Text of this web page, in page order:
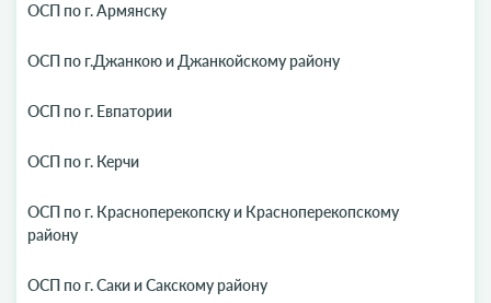
ОСП по г. Армянску
ОСП по г.Джанкою и Джанкойскому району
ОСП по г. Евпатории
ОСП по г. Керчи
ОСП по г. Красноперекопску и Красноперекопскому
району
ОСП по г. Саки и Сакскому району